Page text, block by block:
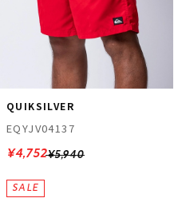
QUIKSILVER
EQYJV04137
¥5,940
¥4,752